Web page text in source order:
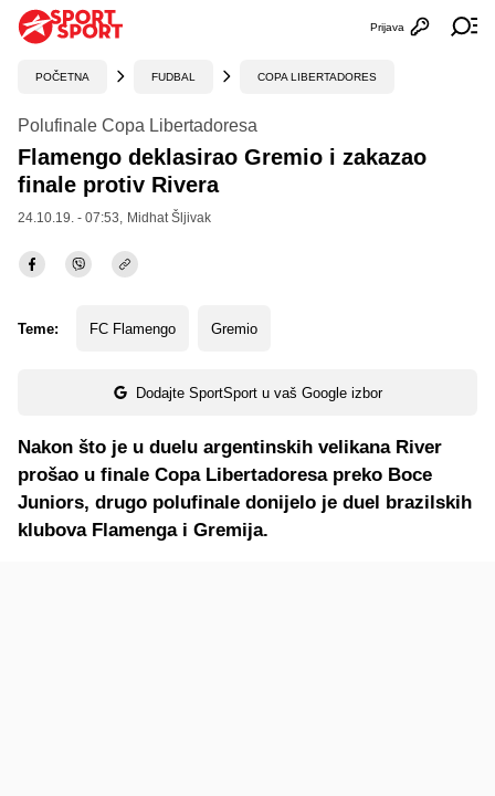
Otvori
Prijava
POČETNA FUDBAL COPA LIBERTADORES
Polufinale Copa Libertadoresa
Flamengo deklasirao Gremio i zakazao
finale protiv Rivera
24.10.19. - 07:53, Midhat Šljivak
Teme: FC Flamengo Gremio
Dodajte SportSport u vaš Google izbor
Nakon što je u duelu argentinskih velikana River
prošao u finale Copa Libertadoresa preko Boce
Juniors, drugo polufinale donijelo je duel brazilskih
klubova Flamenga i Gremija.